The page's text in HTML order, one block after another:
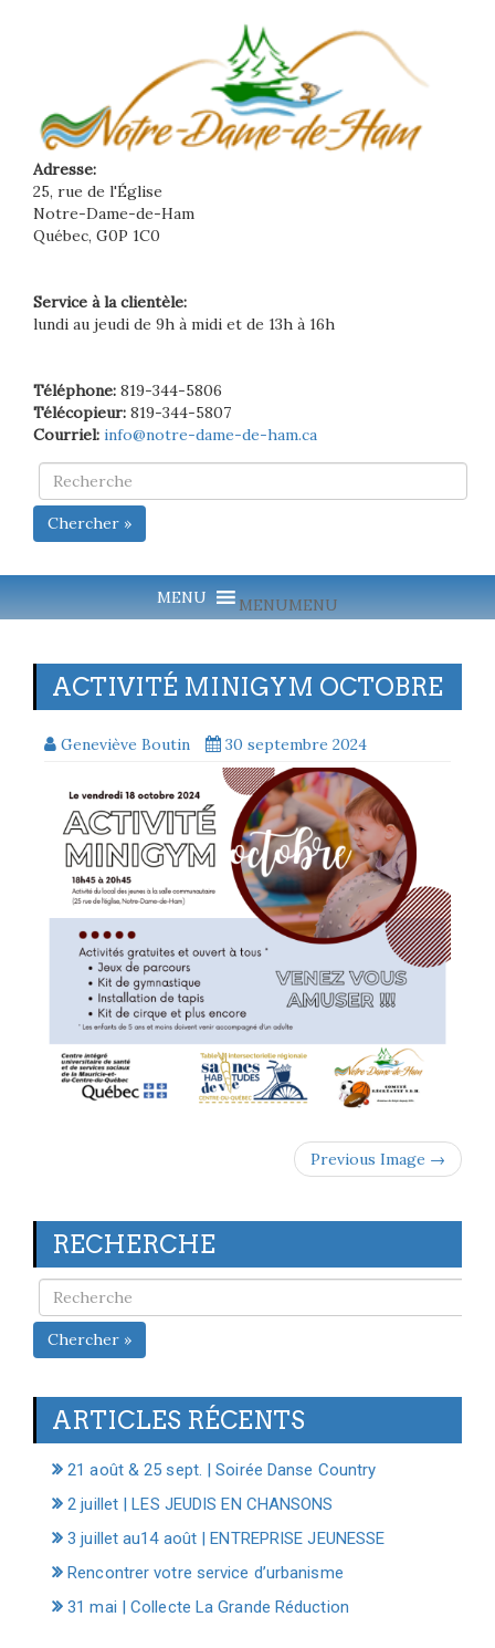
Adresse:
25, rue de l'Église
Notre-Dame-de-Ham
Québec, G0P 1C0
Service à la clientèle:
lundi au jeudi de 9h à midi et de 13h à 16h
Téléphone: 819-344-5806
Télécopieur: 819-344-5807
Courriel: info@notre-dame-de-ham.ca
Chercher »
MENUMENU
ACTIVITÉ MINIGYM OCTOBRE
Geneviève Boutin 30 septembre 2024
Previous Image →
RECHERCHE
Chercher »
ARTICLES RÉCENTS
21 août & 25 sept. | Soirée Danse Country
2 juillet | LES JEUDIS EN CHANSONS
3 juillet au14 août | ENTREPRISE JEUNESSE
Rencontrer votre service d’urbanisme
31 mai | Collecte La Grande Réduction